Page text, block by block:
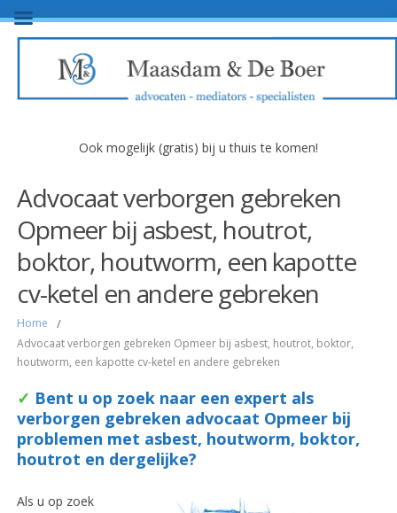
Ook mogelijk (gratis) bij u thuis te komen!
Advocaat verborgen gebreken
Opmeer bij asbest, houtrot,
boktor, houtworm, een kapotte
cv-ketel en andere gebreken
Home /
Advocaat verborgen gebreken Opmeer bij asbest, houtrot, boktor,
houtworm, een kapotte cv-ketel en andere gebreken
✓ Bent u op zoek naar een expert als
verborgen gebreken advocaat Opmeer bij
problemen met asbest, houtworm, boktor,
houtrot en dergelijke?
Als u op zoek